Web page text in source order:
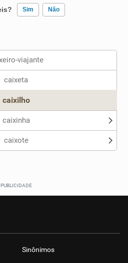
Sim Não
me ajudou
viajante
caixeta
caixilho
caixinha
caixote
Sinônimos